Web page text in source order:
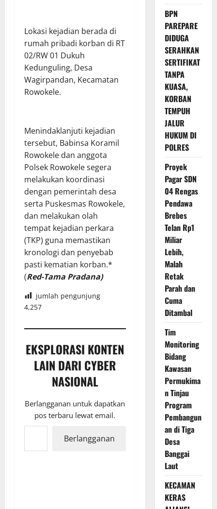
Lokasi kejadian berada di
rumah pribadi korban di RT
02/RW 01 Dukuh
Kedunguling, Desa
Wagirpandan, Kecamatan
Rowokele.
Menindaklanjuti kejadian
tersebut, Babinsa Koramil
Rowokele dan anggota
Polsek Rowokele segera
melakukan koordinasi
dengan pemerintah desa
serta Puskesmas Rowokele,
dan melakukan olah
tempat kejadian perkara
(TKP) guna memastikan
kronologi dan penyebab
pasti kematian korban.*
(Red-Tama Pradana)
jumlah pengunjung
4,257
EKSPLORASI KONTEN
LAIN DARI CYBER
NASIONAL
Berlangganan untuk dapatkan
pos terbaru lewat email.
Ketikkan email Anda...
Berlangganan
BPN
PAREPARE
DIDUGA
SERAHKAN
SERTIFIKAT
TANPA
KUASA,
KORBAN
TEMPUH
JALUR
HUKUM DI
POLRES
Proyek
Pagar SDN
04 Rengas
Pendawa
Brebes
Telan Rp1
Miliar
Lebih,
Malah
Retak
Parah dan
Cuma
Ditambal
Tim
Monitoring
Bidang
Kawasan
Permukima
n Tinjau
Program
Pembangun
an di Tiga
Desa
Banggai
Laut
KECAMAN
KERAS